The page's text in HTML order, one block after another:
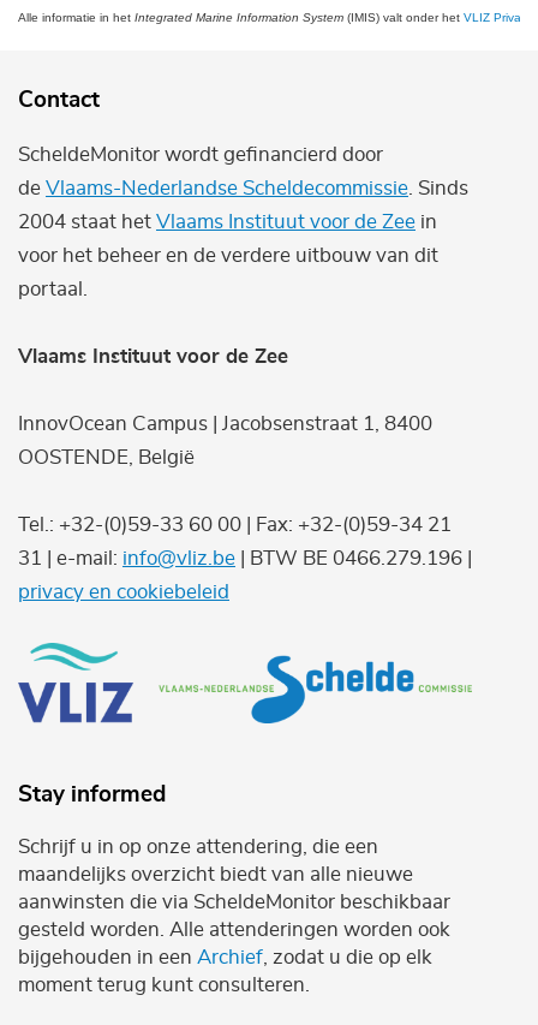
Alle informatie in het Integrated Marine Information System (IMIS) valt onder het VLIZ Privacy
Contact
ScheldeMonitor wordt gefinancierd door
de Vlaams-Nederlandse Scheldecommissie . Sinds
2004 staat het Vlaams Instituut voor de Zee in
voor het beheer en de verdere uitbouw van dit
portaal.
Vlaams Instituut voor de Zee
InnovOcean Campus | Jacobsenstraat 1, 8400
OOSTENDE, België
Tel.: +32-(0)59-33 60 00 | Fax: +32-(0)59-34 21
31 | e-mail: info@vliz.be | BTW BE 0466.279.196 |
privacy en cookiebeleid
Stay informed
Schrijf u in op onze attendering, die een
maandelijks overzicht biedt van alle nieuwe
aanwinsten die via ScheldeMonitor beschikbaar
gesteld worden. Alle attenderingen worden ook
bijgehouden in een Archief , zodat u die op elk
moment terug kunt consulteren.